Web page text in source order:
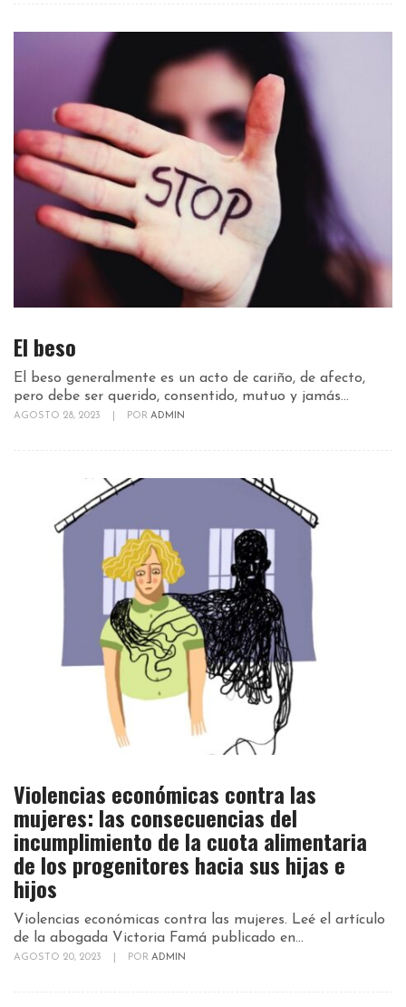
El beso
El beso generalmente es un acto de cariño, de afecto,
pero debe ser querido, consentido, mutuo y jamás...
AGOSTO 28, 2023 POR ADMIN
Violencias económicas contra las
mujeres: las consecuencias del
incumplimiento de la cuota alimentaria
de los progenitores hacia sus hijas e
hijos
Violencias económicas contra las mujeres. Leé el artículo
de la abogada Victoria Famá publicado en...
AGOSTO 20, 2023 POR ADMIN